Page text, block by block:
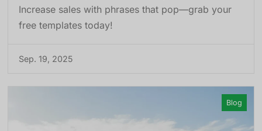
Increase sales with phrases that pop—grab your
free templates today!
Sep. 19, 2025
Blog